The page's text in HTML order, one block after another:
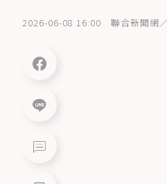
2026-06-08 16:00 聯合新聞網